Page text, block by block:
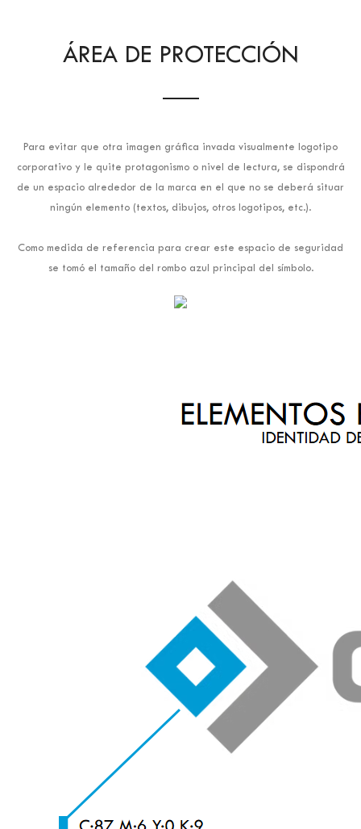
ÁREA DE PROTECCIÓN
Para evitar que otra imagen gráfica invada visualmente logotipo
corporativo y le quite protagonismo o nivel de lectura, se dispondrá
de un espacio alrededor de la marca en el que no se deberá situar
ningún elemento (textos, dibujos, otros logotipos, etc.).
Como medida de referencia para crear este espacio de seguridad
se tomó el tamaño del rombo azul principal del símbolo.